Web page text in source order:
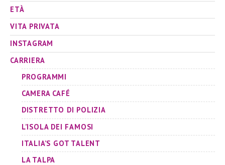
ETÀ
VITA PRIVATA
INSTAGRAM
CARRIERA
PROGRAMMI
CAMERA CAFÉ
DISTRETTO DI POLIZIA
L’ISOLA DEI FAMOSI
ITALIA’S GOT TALENT
LA TALPA